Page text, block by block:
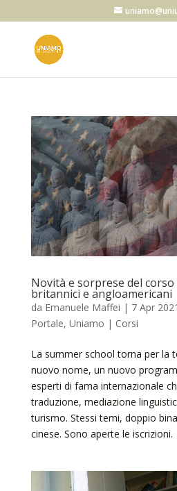
Novità e sorprese del
britannici e angloamericani
da Emanuele Maffei | 7 Apr 2021
Portale, Uniamo | Corsi
La summer school torna per la
nuovo nome, un nuovo
esperti di fama internazionale
traduzione, mediazione
turismo. Stessi temi, doppio
cinese. Sono aperte le iscrizioni.